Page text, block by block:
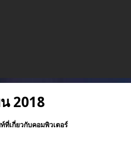
2018
ที่เกี่ยวกับคอมพิวเตอร์